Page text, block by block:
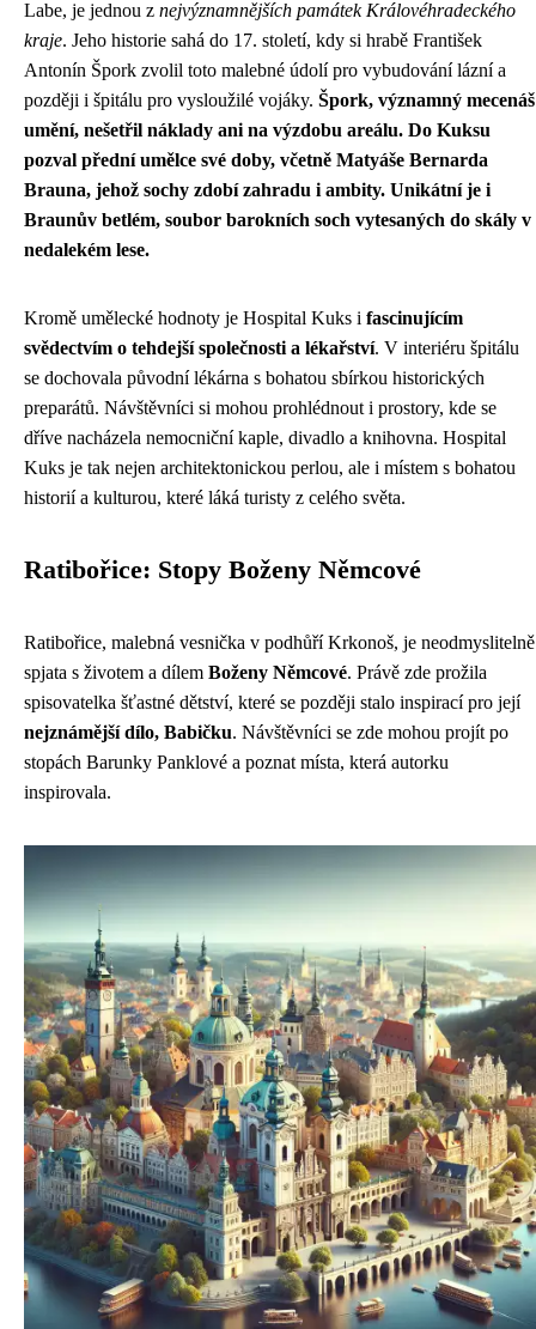
Labe, je jednou z nejvýznamnějších památek Královéhradeckého
kraje. Jeho historie sahá do 17. století, kdy si hrabě František
Antonín Špork zvolil toto malebné údolí pro vybudování lázní a
později i špitálu pro vysloužilé vojáky. Špork, významný mecenáš
umění, nešetřil náklady ani na výzdobu areálu. Do Kuksu
pozval přední umělce své doby, včetně Matyáše Bernarda
Brauna, jehož sochy zdobí zahradu i ambity. Unikátní je i
Braunův betlém, soubor barokních soch vytesaných do skály v
nedalekém lese.
Kromě umělecké hodnoty je Hospital Kuks i fascinujícím
svědectvím o tehdejší společnosti a lékařství. V interiéru špitálu
se dochovala původní lékárna s bohatou sbírkou historických
preparátů. Návštěvníci si mohou prohlédnout i prostory, kde se
dříve nacházela nemocniční kaple, divadlo a knihovna. Hospital
Kuks je tak nejen architektonickou perlou, ale i místem s bohatou
historií a kulturou, které láká turisty z celého světa.
Ratibořice: Stopy Boženy Němcové
Ratibořice, malebná vesnička v podhůří Krkonoš, je neodmyslitelně
spjata s životem a dílem Boženy Němcové. Právě zde prožila
spisovatelka šťastné dětství, které se později stalo inspirací pro její
nejznámější dílo, Babičku. Návštěvníci se zde mohou projít po
stopách Barunky Panklové a poznat místa, která autorku
inspirovala.